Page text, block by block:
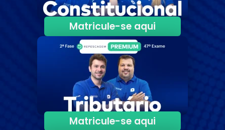
Matricule-se aqui
Matricule-se aqui